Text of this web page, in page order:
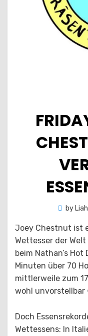
by
Joey Chestnut ist
Wettesser der
beim Nathan’s
Minuten über 70
mittlerweile zum
wohl unvorstellbar
Doch
Wettessens: In